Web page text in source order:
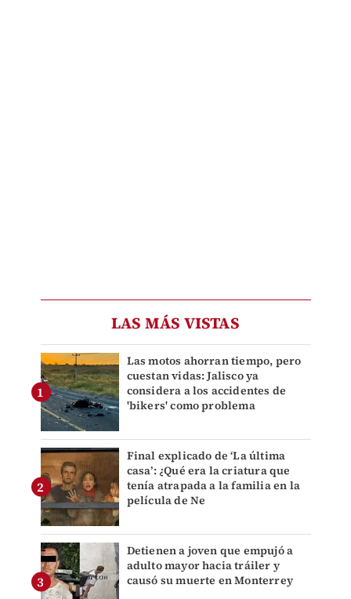
LAS MÁS VISTAS
Las motos ahorran tiempo, pero
cuestan vidas: Jalisco ya
considera a los accidentes de
'bikers' como problema
Final explicado de ‘La última
casa’: ¿Qué era la criatura que
tenía atrapada a la familia en la
película de Ne
Detienen a joven que empujó a
adulto mayor hacia tráiler y
causó su muerte en Monterrey